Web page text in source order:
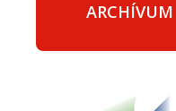
ARCHÍVUM